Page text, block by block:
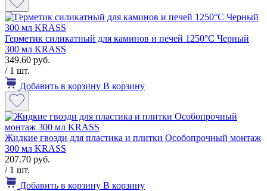
Герметик силикатный для каминов и печей 1250°С Черный
300 мл KRASS
349.60 руб.
/ 1 шт.
Добавить в корзину В корзину
Жидкие гвозди для пластика и плитки Особопрочный монтаж
300 мл KRASS
207.70 руб.
/ 1 шт.
Добавить в корзину В корзину